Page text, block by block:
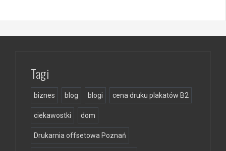
Tagi
biznes blog blogi cena druku plakatów B2
ciekawostki dom
Drukarnia offsetowa Poznań